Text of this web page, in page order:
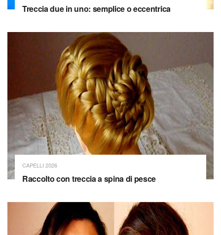
Treccia due in uno: semplice o eccentrica
CAPELLI 2026
Raccolto con treccia a spina di pesce